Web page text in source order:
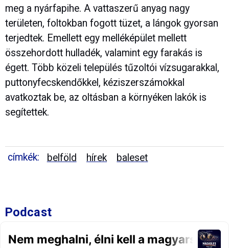
meg a nyárfapihe. A vattaszerű anyag nagy
területen, foltokban fogott tüzet, a lángok gyorsan
terjedtek. Emellett egy melléképület mellett
összehordott hulladék, valamint egy farakás is
égett. Több közeli település tűzoltói vízsugarakkal,
puttonyfecskendőkkel, kéziszerszámokkal
avatkoztak be, az oltásban a környéken lakók is
segítettek.
címkék: belföld hírek baleset
Podcast